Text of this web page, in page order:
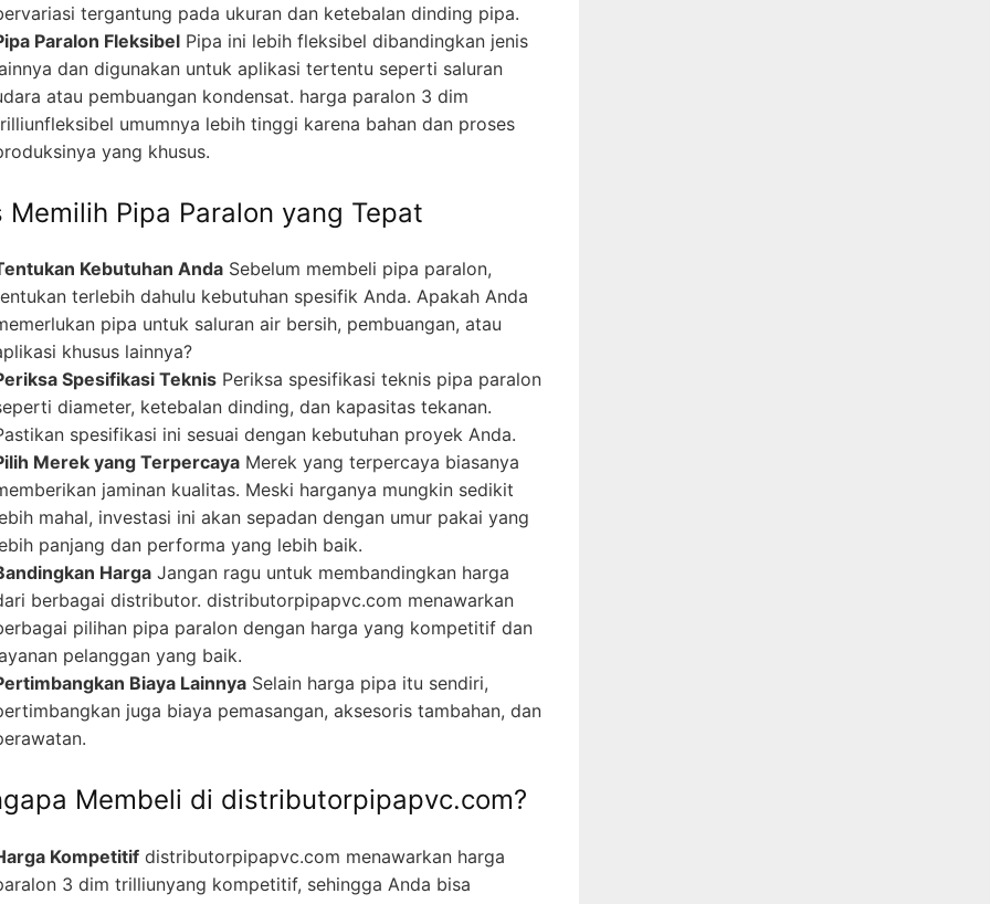
tergantung pada ukuran dan ketebalan dinding pipa.
Paralon Fleksibel Pipa ini lebih fleksibel dibandingkan jenis
dan digunakan untuk aplikasi tertentu seperti saluran
atau pembuangan kondensat. harga paralon 3 dim
umumnya lebih tinggi karena bahan dan proses
yang khusus.
Memilih Pipa Paralon yang Tepat
Kebutuhan Anda Sebelum membeli pipa paralon,
terlebih dahulu kebutuhan spesifik Anda. Apakah Anda
pipa untuk saluran air bersih, pembuangan, atau
khusus lainnya?
Spesifikasi Teknis Periksa spesifikasi teknis pipa paralon
diameter, ketebalan dinding, dan kapasitas tekanan.
spesifikasi ini sesuai dengan kebutuhan proyek Anda.
Merek yang Terpercaya Merek yang terpercaya biasanya
jaminan kualitas. Meski harganya mungkin sedikit
mahal, investasi ini akan sepadan dengan umur pakai yang
panjang dan performa yang lebih baik.
Harga Jangan ragu untuk membandingkan harga
berbagai distributor. distributorpipapvc.com menawarkan
pilihan pipa paralon dengan harga yang kompetitif dan
pelanggan yang baik.
Biaya Lainnya Selain harga pipa itu sendiri,
juga biaya pemasangan, aksesoris tambahan, dan
Membeli di distributorpipapvc.com?
Kompetitif distributorpipapvc.com menawarkan harga
3 dim trilliunyang kompetitif, sehingga Anda bisa